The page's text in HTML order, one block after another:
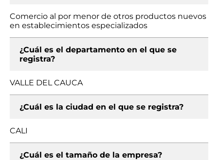
Comercio al por menor de otros productos nuevos
en establecimientos especializados
¿Cuál es el departamento en el que se
registra?
VALLE DEL CAUCA
¿Cuál es la ciudad en el que se registra?
CALI
¿Cuál es el tamaño de la empresa?